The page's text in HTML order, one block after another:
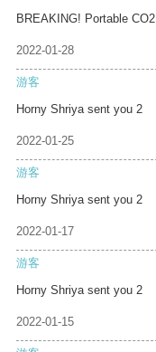
BREAKING! Portable CO2
2022-01-28
游客
Horny Shriya sent you 2
2022-01-25
游客
Horny Shriya sent you 2
2022-01-17
游客
Horny Shriya sent you 2
2022-01-15